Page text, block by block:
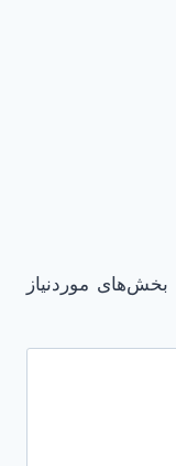
بخش‌های موردنیاز